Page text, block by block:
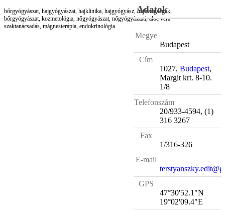
bőrgyógyászat, hajgyógyászat, hajklinika, hajgyógyász, hajbetegségek,
bőrgyógyászat, kozmetológia, nőgyógyászat, nőgyógyászati, aloe vera
szaktanácsadás, mágnesterápia, endokrinológia
Adatok
Megye
Budapest
Cím
1027, Budapest,
Margit krt. 8-10.
1/8
Telefonszám
20/933-4594, (1)
316 3267
Fax
1/316-326
E-mail
GPS
47°30'52.1"N
19°02'09.4"E